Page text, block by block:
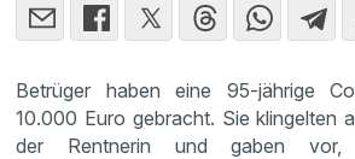
Betrüger haben eine 95-jährige
10.000 Euro gebracht. Sie klingelten
der Rentnerin und gaben